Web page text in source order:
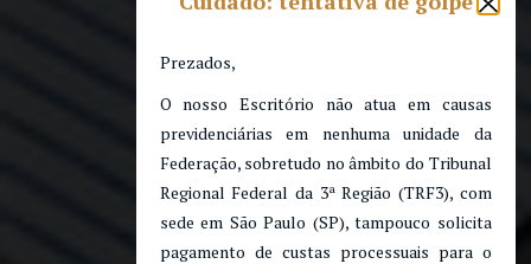
Prezados,
O nosso Escritório não atua em causas
previdenciárias em nenhuma unidade da
Federação, sobretudo no âmbito do Tribunal
Regional Federal da 3ª Região (TRF3), com
sede em São Paulo (SP), tampouco solicita
pagamento de custas processuais para o